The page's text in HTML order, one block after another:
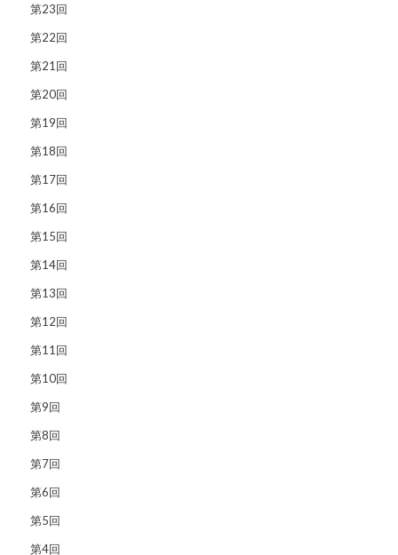
第23回
第22回
第21回
第20回
第19回
第18回
第17回
第16回
第15回
第14回
第13回
第12回
第11回
第10回
第9回
第8回
第7回
第6回
第5回
第4回